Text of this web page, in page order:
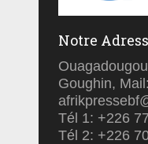
Notre
Goughin, Mail:
Tél 1: +226
Tél 2: +226